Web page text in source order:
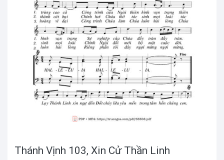
Thánh Vịnh 103, Xin Cử Thần Linh